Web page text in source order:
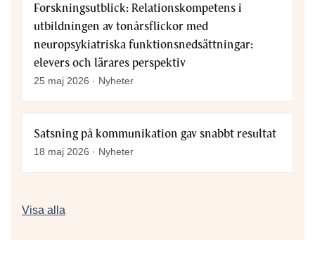
Forskningsutblick: Relationskompetens i
utbildningen av tonårsflickor med
neuropsykiatriska funktionsnedsättningar:
elevers och lärares perspektiv
25 maj 2026 · Nyheter
Satsning på kommunikation gav snabbt resultat
18 maj 2026 · Nyheter
Visa alla